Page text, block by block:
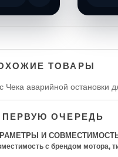
ТОВАРЫ
аварийной остановки
ОЧЕРЕДЬ
И
с брендом мотора,